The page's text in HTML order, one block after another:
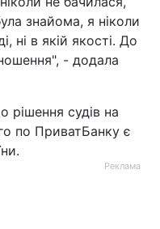
знайома, я ніколи
ні в якій якості. До
- додала
рішення судів на
по ПриватБанку є
Реклама